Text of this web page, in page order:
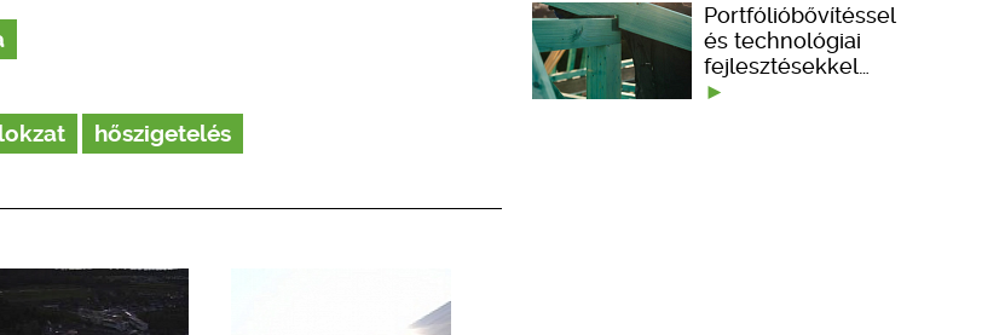
hőszigetelés
Portfólióbővítéssel
és technológiai
fejlesztésekkel…